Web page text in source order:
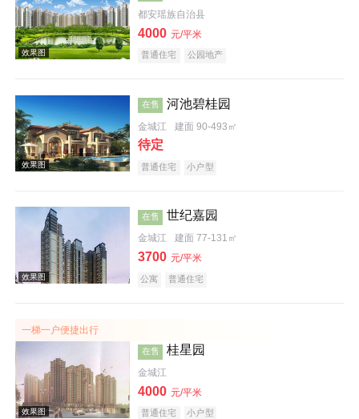
效果图
效果图
实景图
效果图
都安瑶族自治县
4000 元/平米
普通住宅 公园地产
在售 河池碧桂园
金城江 建面 90-493㎡
待定
普通住宅 小户型
在售 世纪嘉园
金城江 建面 77-131㎡
3700 元/平米
公寓 普通住宅
一梯一户便捷出行
在售 桂星园
金城江
4000 元/平米
普通住宅 小户型